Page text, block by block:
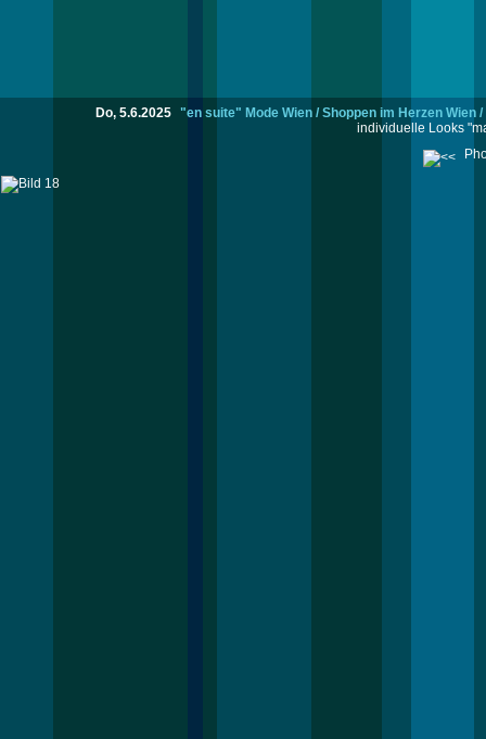
Do, 5.6.2025 "en suite" Mode Wien / Shoppen im Herzen Wien
individuelle Looks